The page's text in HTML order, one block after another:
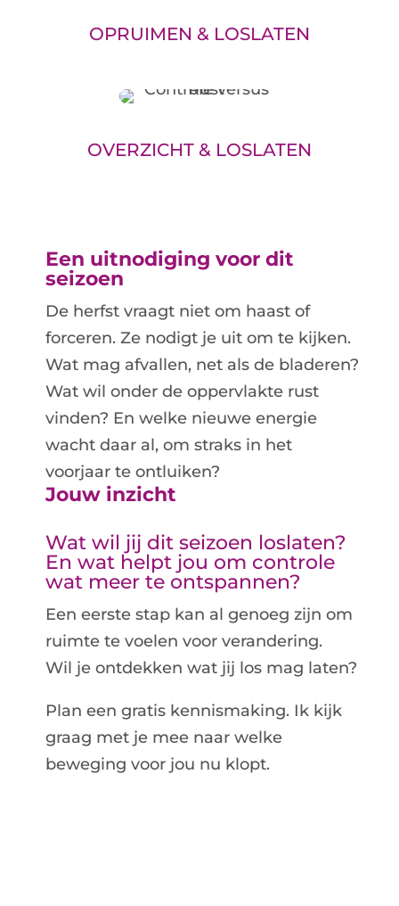
OPRUIMEN & LOSLATEN
OVERZICHT & LOSLATEN
Een uitnodiging voor dit
seizoen
De herfst vraagt niet om haast of
forceren. Ze nodigt je uit om te kijken.
Wat mag afvallen, net als de bladeren?
Wat wil onder de oppervlakte rust
vinden? En welke nieuwe energie
wacht daar al, om straks in het
voorjaar te ontluiken?
Jouw inzicht
Wat wil jij dit seizoen loslaten?
En wat helpt jou om controle
wat meer te ontspannen?
Een eerste stap kan al genoeg zijn om
ruimte te voelen voor verandering.
Wil je ontdekken wat jij los mag laten?
Plan een gratis kennismaking. Ik kijk
graag met je mee naar welke
beweging voor jou nu klopt.